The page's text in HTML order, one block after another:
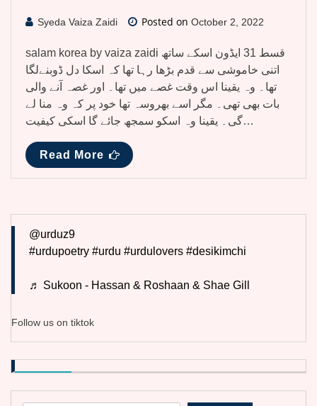
Syeda Vaiza Zaidi Posted on October 2, 2022
salam korea by vaiza zaidi قسط 31 ایڈون اسکے ساتھ
اتنی خاموشی سے قدم بڑھا رہا تھا کہ اسکا دل ڈوبنےلگا
تھا۔ وہ یقینا اس وقت غصے میں تھا۔ اور غصہ آنے والی
بات بھی تھی۔ مگر اسے بھروسہ تھا خود پر کہ وہ منا لے
گی۔ یقینا وہ اسکو سمجھ جائے گا اسکی کیفیت…
Read More
@urduz9
#urdupoetry #urdu #urdulovers #desikimchi
♬ Sukoon - Hassan & Roshaan & Shae Gill
Follow us on tiktok